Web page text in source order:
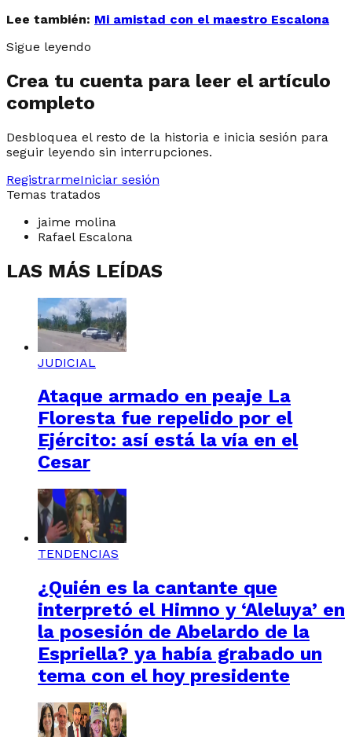
Lee también: Mi amistad con el maestro Escalona
Sigue leyendo
Crea tu cuenta para leer el artículo
completo
Desbloquea el resto de la historia e inicia sesión para
seguir leyendo sin interrupciones.
RegistrarmeIniciar sesión
Temas tratados
jaime molina
Rafael Escalona
LAS MÁS LEÍDAS
JUDICIAL
Ataque armado en peaje La
Floresta fue repelido por el
Ejército: así está la vía en el
Cesar
TENDENCIAS
¿Quién es la cantante que
interpretó el Himno y ‘Aleluya’ en
la posesión de Abelardo de la
Espriella? ya había grabado un
tema con el hoy presidente